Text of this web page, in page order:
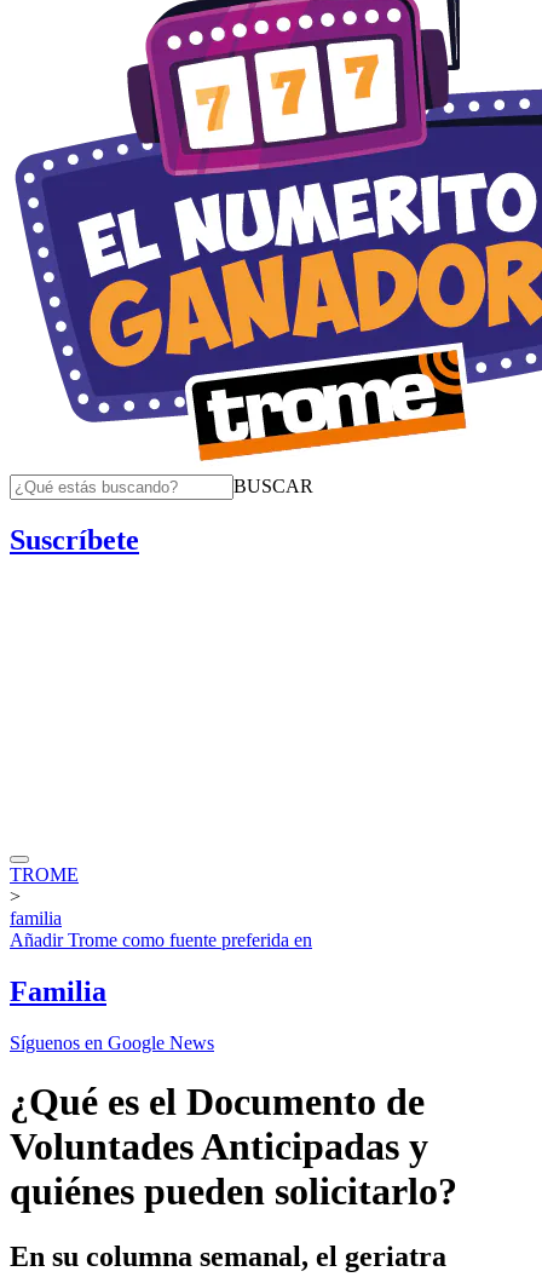
BUSCAR
Suscríbete
TROME
>
familia
AñadirTrome como fuente preferida en
Familia
Síguenos en Google News
¿Qué es el Documento de
Voluntades Anticipadas y
quiénes pueden solicitarlo?
En su columna semanal, el geriatra